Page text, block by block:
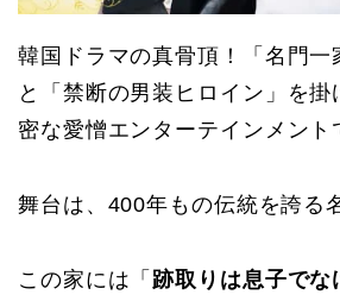
韓国ドラマの真骨頂！「名門一
と「禁断の男装ヒロイン」を掛
密な愛憎エンターテインメント
舞台は、400年もの伝統を誇る
この家には「 跡取りは息子でな